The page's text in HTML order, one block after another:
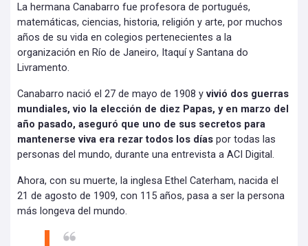
La hermana Canabarro fue profesora de portugués,
matemáticas, ciencias, historia, religión y arte, por muchos
años de su vida en colegios pertenecientes a la
organización en Río de Janeiro, Itaquí y Santana do
Livramento.
Canabarro nació el 27 de mayo de 1908 y vivió dos guerras
mundiales, vio la elección de diez Papas, y en marzo del
año pasado, aseguró que uno de sus secretos para
mantenerse viva era rezar todos los días por todas las
personas del mundo, durante una entrevista a ACI Digital.
Ahora, con su muerte, la inglesa Ethel Caterham, nacida el
21 de agosto de 1909, con 115 años, pasa a ser la persona
más longeva del mundo.